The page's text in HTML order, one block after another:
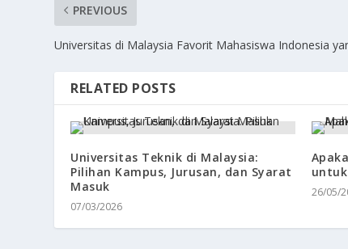
PREVIOUS
Universitas di Malaysia Favorit Mahasiswa Indonesia
RELATED POSTS
Universitas Teknik di Malaysia:
Pilihan Kampus, Jurusan, dan Syarat
Masuk
07/03/2026
26/05/